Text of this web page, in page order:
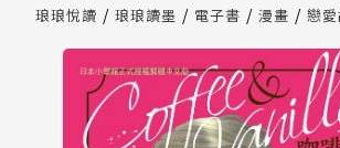
【公告】琅琅讀墨數位
琅琅悅讀 琅琅讀墨 電子書 漫畫 戀